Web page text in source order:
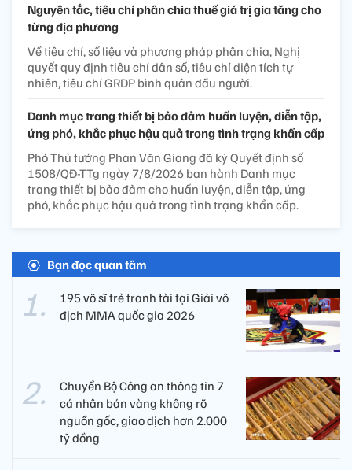
Nguyên tắc, tiêu chí phân chia thuế giá trị gia tăng cho
từng địa phương
Về tiêu chí, số liệu và phương pháp phân chia, Nghị
quyết quy định tiêu chí dân số, tiêu chí diện tích tự
nhiên, tiêu chí GRDP bình quân đầu người.
Danh mục trang thiết bị bảo đảm huấn luyện, diễn tập,
ứng phó, khắc phục hậu quả trong tình trạng khẩn cấp
Phó Thủ tướng Phan Văn Giang đã ký Quyết định số
1508/QĐ-TTg ngày 7/8/2026 ban hành Danh mục
trang thiết bị bảo đảm cho huấn luyện, diễn tập, ứng
phó, khắc phục hậu quả trong tình trạng khẩn cấp.
Bạn đọc quan tâm
195 võ sĩ trẻ tranh tài tại Giải vô
địch MMA quốc gia 2026
Chuyển Bộ Công an thông tin 7
cá nhân bán vàng không rõ
nguồn gốc, giao dịch hơn 2.000
tỷ đồng